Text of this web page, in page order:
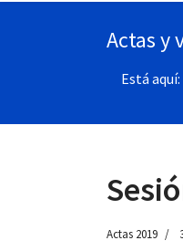
Actas y
Está aquí:
Actas 2019